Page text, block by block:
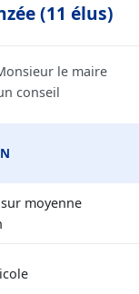
(11 élus)
le maire
conseil
moyenne